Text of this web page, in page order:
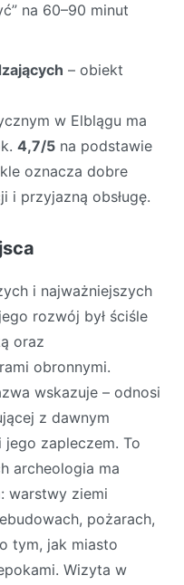
na 60–90 minut
– obiekt
w Elblągu ma
4,7/5 na podstawie
oznacza dobre
i przyjazną obsługę.
i najważniejszych
rozwój był ściśle
oraz
obronnymi.
wskazuje – odnosi
z dawnym
zapleczem. To
archeologia ma
warstwy ziemi
pożarach,
tym, jak miasto
Wizyta w